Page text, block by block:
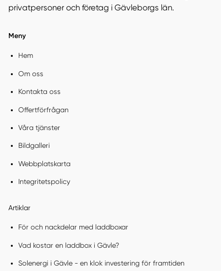
privatpersoner och företag i Gävleborgs län.
Meny
Hem
Om oss
Kontakta oss
Offertförfrågan
Våra tjänster
Bildgalleri
Webbplatskarta
Integritetspolicy
Artiklar
För och nackdelar med laddboxar
Vad kostar en laddbox i Gävle?
Solenergi i Gävle - en klok investering för framtiden